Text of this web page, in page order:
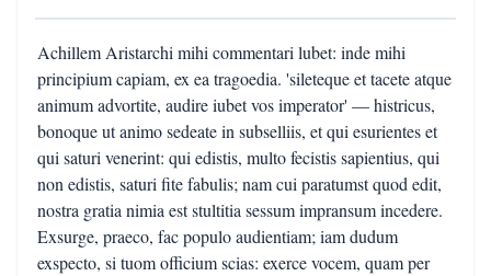
Achillem Aristarchi mihi commentari lubet: inde mihi
principium capiam, ex ea tragoedia. 'sileteque et tacete atque
animum advortite, audire iubet vos imperator' — histricus,
bonoque ut animo sedeate in subselliis, et qui esurientes et
qui saturi venerint: qui edistis, multo fecistis sapientius, qui
non edistis, saturi fite fabulis; nam cui paratumst quod edit,
nostra gratia nimia est stultitia sessum impransum incedere.
Exsurge, praeco, fac populo audientiam; iam dudum
exspecto, si tuom officium scias: exerce vocem, quam per